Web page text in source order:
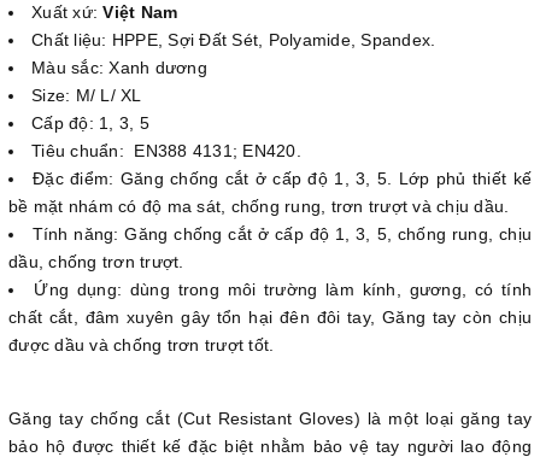
Xuất xứ: Việt Nam
Chất liệu: HPPE, Sợi Đất Sét, Polyamide, Spandex.
Màu sắc: Xanh dương
Size: M/ L/ XL
Cấp độ: 1, 3, 5
Tiêu chuẩn: EN388 4131; EN420.
Đặc điểm: Găng chống cắt ở cấp độ 1, 3, 5. Lớp phủ thiết kế
bề mặt nhám có độ ma sát, chống rung, trơn trượt và chịu dầu.
Tính năng: Găng chống cắt ở cấp độ 1, 3, 5, chống rung, chịu
dầu, chống trơn trượt.
Ứng dụng: dùng trong môi trường làm kính, gương, có tính
chất cắt, đâm xuyên gây tổn hại đên đôi tay, Găng tay còn chịu
được dầu và chống trơn trượt tốt.
Găng tay chống cắt (Cut Resistant Gloves) là một loại găng tay
bảo hộ được thiết kế đặc biệt nhằm bảo vệ tay người lao động